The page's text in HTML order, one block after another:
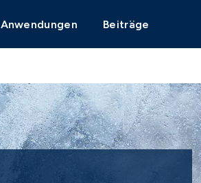
Anwendungen Beiträge